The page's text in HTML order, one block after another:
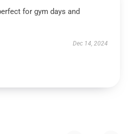
for gym days and
Dec 14, 2024